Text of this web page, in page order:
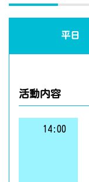
平日
活動内容
14:00